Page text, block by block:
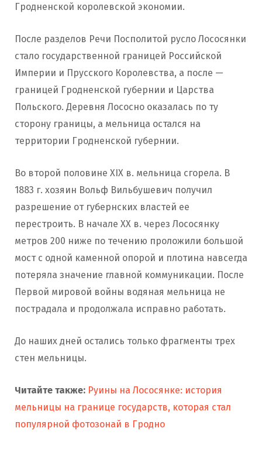
Гродненской королевской экономии.
После разделов Речи Посполитой русло Лососянки
стало государственной границей Российской
Империи и Прусского Королевства, а после —
границей Гродненской губернии и Царства
Польского. Деревня Лососно оказалась по ту
сторону границы, а мельница остался на
территории Гродненской губернии.
Во второй половине ХІХ в. мельница сгорела. В
1883 г. хозяин Вольф Вильбушевич получил
разрешение от губернских властей ее
перестроить. В начале ХХ в. через Лососянку
метров 200 ниже по течению проложили большой
мост с одной каменной опорой и плотина навсегда
потеряла значение главной коммуникации. После
Первой мировой войны водяная мельница не
пострадала и продолжала исправно работать.
До наших дней остались только фрагменты трех
стен мельницы.
Читайте также: Руины на Лососянке: история
мельницы на границе государств, которая стал
популярной фотозонай в Гродно